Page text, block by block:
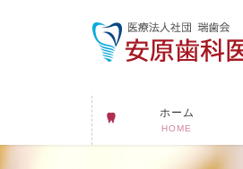
ホーム
HOME